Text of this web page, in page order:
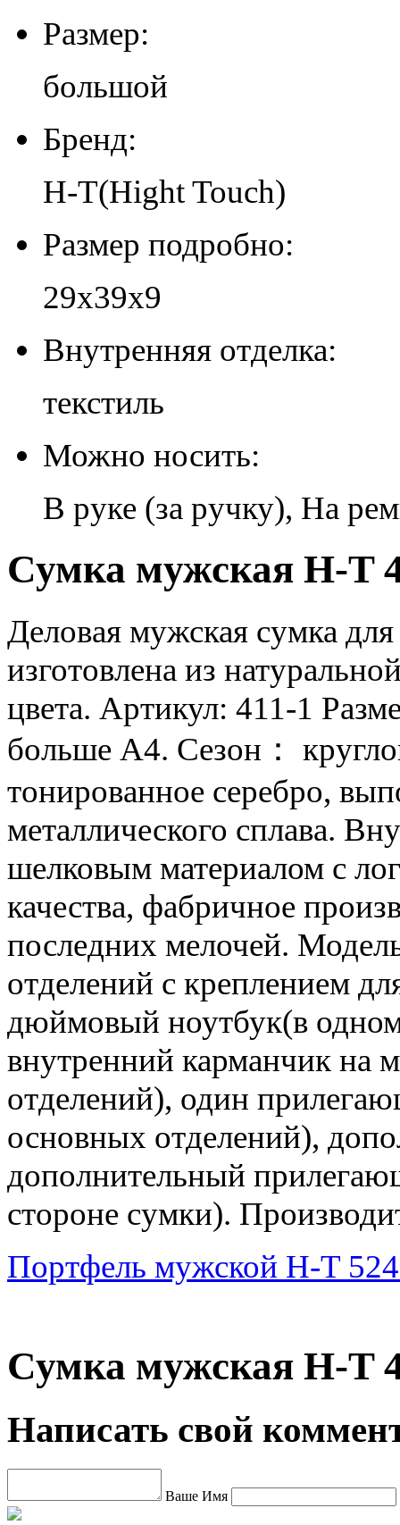
Размер:
большой
Бренд:
H-T(Hight Touch)
Размер подробно:
29х39х9
Внутренняя отделка:
текстиль
Можно носить:
В руке (за ручку), На
Сумка мужская H-T
Деловая мужская сумка
изготовлена из
цвета. Артикул: 411-1
больше А4. Сезон：
тонированное серебро,
металлического сплава.
шелковым материалом с
качества, фабричное
последних мелочей.
отделений с креплением
дюймовый ноутбук(в
внутренний карманчик на
отделений), один
основных отделений),
дополнительный
стороне сумки).
Портфель мужской H-T
Сумка мужская H-T
Написать свой
Ваше Имя